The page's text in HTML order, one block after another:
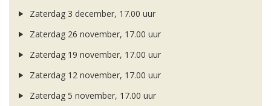
Zaterdag 3 december, 17.00 uur
Zaterdag 26 november, 17.00 uur
Zaterdag 19 november, 17.00 uur
Zaterdag 12 november, 17.00 uur
Zaterdag 5 november, 17.00 uur